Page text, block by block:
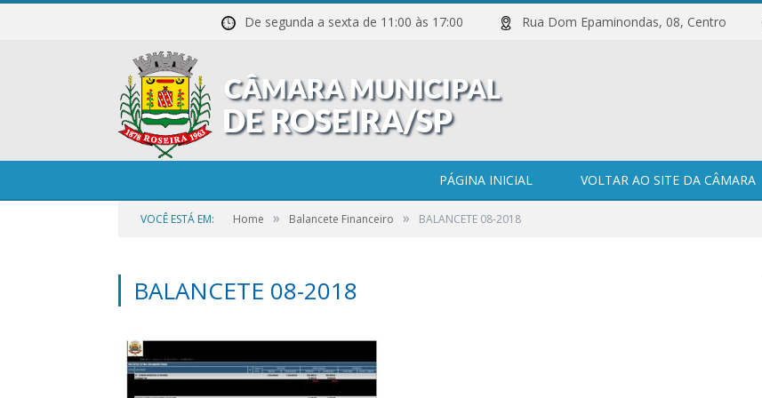
De segunda a sexta de 11:00 às 17:00 Rua Dom Epaminondas, 08, Centro
PÁGINA INICIAL VOLTAR AO SITE DA CÂMARA
VOCÊ ESTÁ EM: Home » Balancete Financeiro » BALANCETE 08-2018
BALANCETE 08-2018